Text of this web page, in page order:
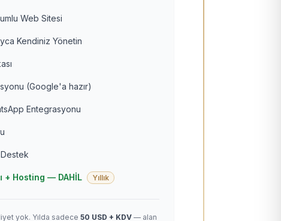
Web Sitesi
Kendiniz Yönetin
(Google'a hazır)
Entegrasyonu
+ Hosting — DAHİL Yıllık
yok. Yılda sadece 50 USD + KDV — alan